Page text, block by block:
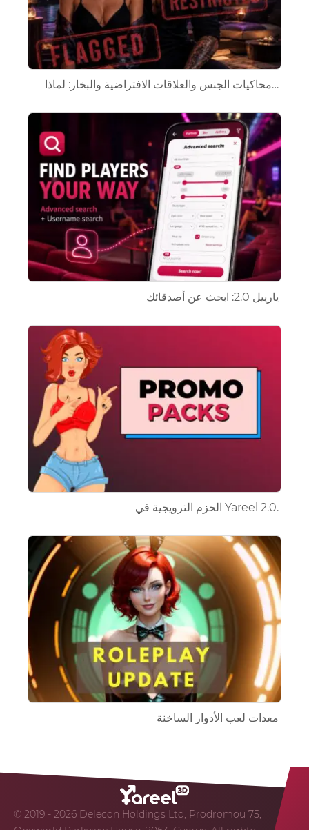
محاكيات الجنس والعلاقات الافتراضية والبخار: لماذا…
يارييل 2.0: ابحث عن أصدقائك
الحزم الترويجية في Yareel 2.0.
معدات لعب الأدوار الساخنة
© 2019 - 2026 Delecon Holdings Ltd, Prodromou 75,